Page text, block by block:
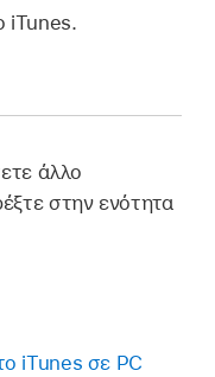
iTunes.
άλλο
στην ενότητα
iTunes σε PC